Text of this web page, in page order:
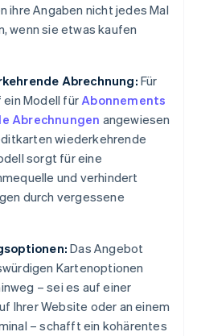
ihre Angaben nicht jedes Mal
wenn sie etwas kaufen
Abrechnung: Für
ein Modell fürAbonnements
Abrechnungen angewiesen
wiederkehrende
sorgt für eine
und verhindert
durch vergessene
Das Angebot
Kartenoptionen
– sei es auf einer
Ihrer Website oder an einem
– schafft ein kohärentes